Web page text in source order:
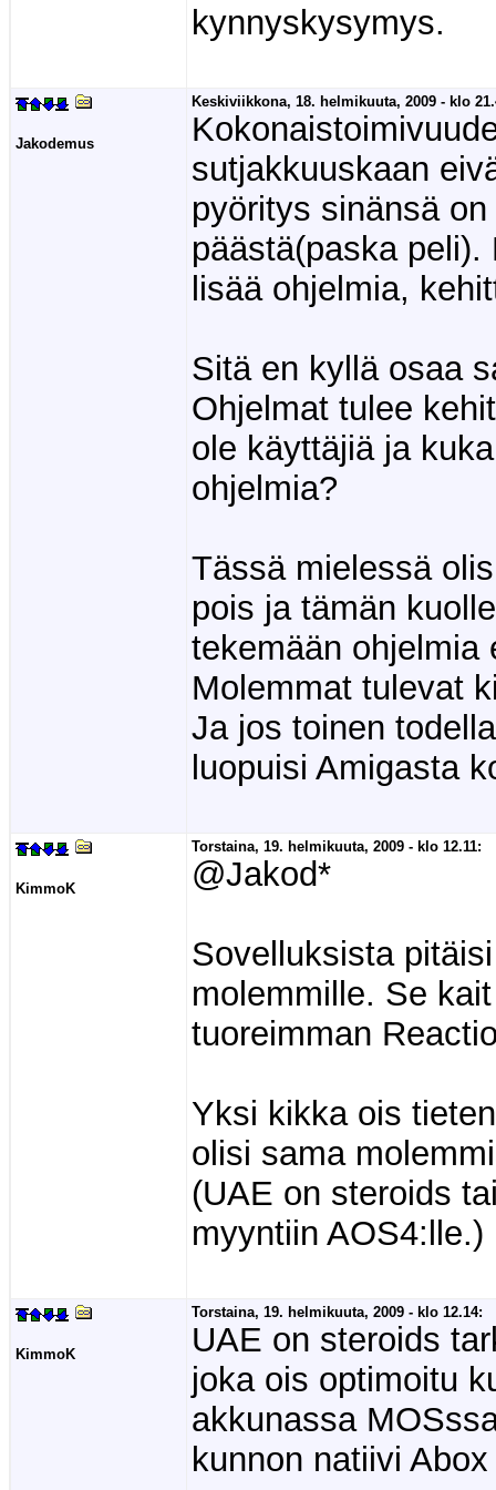
kynnyskysymys.
Jakodemus
Keskiviikkona, 18. helmikuuta, 2009 - klo
sutjakkuuskaan
pyöritys sinänsä
päästä(paska
lisää ohjelmia,
Sitä en kyllä osaa
Ohjelmat tulee
ole käyttäjiä ja
ohjelmia?
Tässä mielessä
pois ja tämän
tekemään ohjelmia
Molemmat tulevat
Ja jos toinen
luopuisi Amigasta
KimmoK
Torstaina, 19. helmikuuta, 2009 - klo 12.11:
@Jakod*
Sovelluksista
molemmille. Se
tuoreimman
Yksi kikka ois
olisi sama
(UAE on steroids
myyntiin AOS4:lle.)
KimmoK
Torstaina, 19. helmikuuta, 2009 - klo 12.14:
UAE on steroids
joka ois optimoitu
akkunassa
kunnon natiivi